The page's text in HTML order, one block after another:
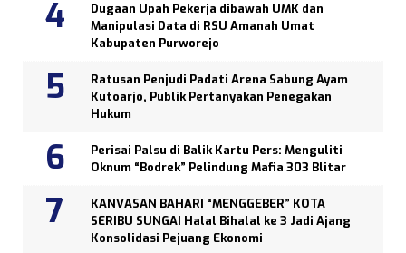
Dugaan Upah Pekerja dibawah UMK dan
Manipulasi Data di RSU Amanah Umat
Kabupaten Purworejo
Ratusan Penjudi Padati Arena Sabung Ayam
Kutoarjo, Publik Pertanyakan Penegakan
Hukum
Perisai Palsu di Balik Kartu Pers: Menguliti
Oknum “Bodrek” Pelindung Mafia 303 Blitar
KANVASAN BAHARI “MENGGEBER” KOTA
SERIBU SUNGAI Halal Bihalal ke 3 Jadi Ajang
Konsolidasi Pejuang Ekonomi